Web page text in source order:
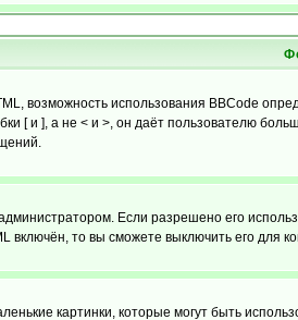
возможность использования BBCode
[ и ], а не < и >, он даёт пользователю
Если разрешено его
включён, то вы сможете выключить его для
картинки, которые могут быть